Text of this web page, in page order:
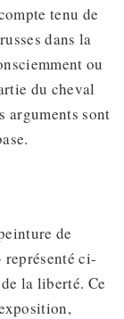
tenu de
dans la
ou
du cheval
arguments sont
de
représenté ci-
la liberté. Ce